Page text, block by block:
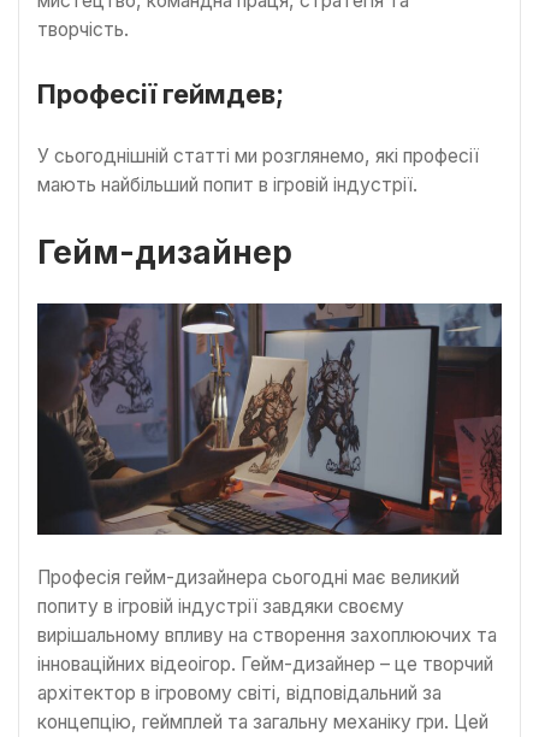
творчість.
Професії геймдев;
У сьогоднішній статті ми розглянемо, які професії
мають найбільший попит в ігровій індустрії.
Гейм-дизайнер
Професія гейм-дизайнера сьогодні має великий
попиту в ігровій індустрії завдяки своєму
вирішальному впливу на створення захоплюючих та
інноваційних відеоігор. Гейм-дизайнер – це творчий
архітектор в ігровому світі, відповідальний за
концепцію, геймплей та загальну механіку гри. Цей